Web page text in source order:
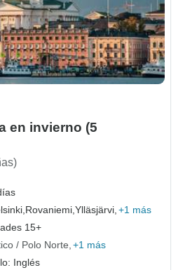
en invierno (5
Rovaniemi,Ylläsjärvi, +1 más
15+
/ Polo Norte +1 más
Inglés